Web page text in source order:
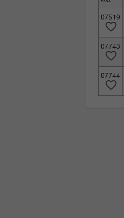
07519
07743
07744